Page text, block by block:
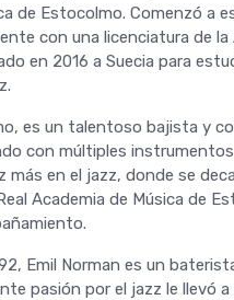
de Estocolmo. Comenzó a
con una licenciatura de
en 2016 a Suecia para
es un talentoso bajista y
con múltiples
más en el jazz, donde se
Academia de Música de
Emil Norman es un
pasión por el jazz le llevó